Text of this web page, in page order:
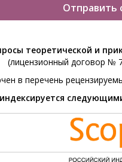
Отправить
теоретической и
(лицензионный договор №
в перечень